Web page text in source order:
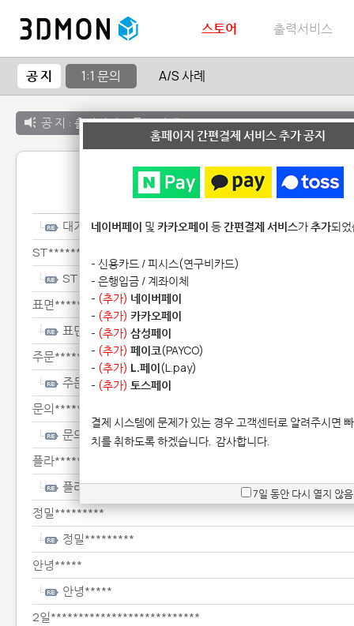
스토어 출력서비스
공 지 1:1 문의 A/S 사례
공 지 : 출력서비스 종료 안내
1:1 문
대기***************
ST**************
ST**************
표면*************
표면*************
주문********************************
주문********************************
문의*****
문의*****
플라********************************
플라********************************
정밀*********
정밀*********
안녕*****
안녕*****
2일***************************
홈페이지 간편결제 서비스 추가 공지
네이버페이 및 카카오페이 등간편결제 서비스가추가되
- 신용카드 / 피시스(연구비카드)
- 은행입금 / 계좌이체
- (추가) 네이버페이
- (추가) 카카오페이
- (추가) 삼성페이
- (추가) 페이코(PAYCO)
- (추가) L.페이(L.pay)
- (추가) 토스페이
결제 시스템에 문제가 있는 경우 고객센터로 알려주시면
치를 취하도록 하겠습니다. 감사합니다.
7일 동안 다시 열지 않음